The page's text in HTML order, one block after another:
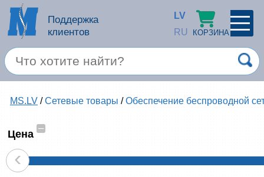
Поддержка
клиентов
LV
RU
КОРЗИНА
×
Спец. предложение
Услуги
Продукция apple
MS.LV /Сетевые товары /Обеспечение беспроводной
Цена
–
‹